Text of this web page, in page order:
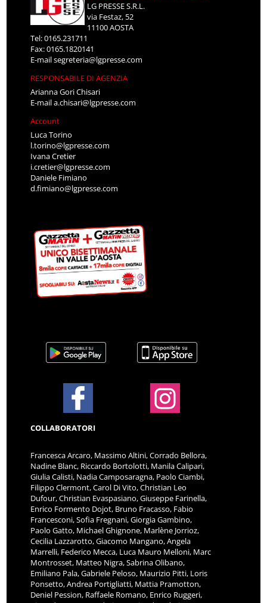
LG PRESSE S.R.L.
via Festaz, 52
11100 AOSTA
Tel: 0165.231711
Fax: 0165.1820141
E-mailsegreteria@lgpresse.com
RESPONSABILE DI AGENZIA
Arianna Gori Chisari
E-maila.chisari@lgpresse.com
Account
Luca Torino
l.torino@lgpresse.com
Ivana Cretier
i.cretier@lgpresse.com
Daniele Fimiano
d.fimiano@lgpresse.com
COLLABORATORI
Francesca Arcaro, Massimo Altini, Corrado Bellora,
Nadine Blanc, Riccardo Bortolotti, Manila Calipari,
Giulia Calisti, Nadia Camposaragna, Paolo Ciambi,
Filippo Clermont, Carol Di Vito, Christian Leo
Dufour, Christian Evaspasiano, Giuseppe Farinella,
Enrico Formento Dojot, Bruno Fracasso, Fabio
Francesconi, Sofia Fregnani, Giorgia Gambino,
Paolo Gatto, Michael Ghignone, Marlène Jorrioz,
Cecilia Lazzarotto, Giacomo Mangano, Angela
Marrelli, Federico Mecca, Luca Mauro Melloni, Marc
Montrosset, Matteo Nigra, Sabrina Olibano,
Emiliano Pala, Gabriele Peloso, Maurizio Pitti, Loris
Ponsetto, Andrea Portigliatti, Mattia Pramotton,
Deniel Pession, Raffaele Romano, Enrico Ruggeri,